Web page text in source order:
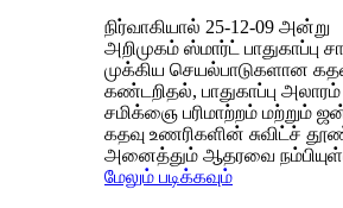
நிர்வாகியால் 25-12-09 அன்று
அறிமுகம் ஸ்மார்ட் பாதுகாப்பு
முக்கிய செயல்பாடுகளான
கண்டறிதல், பாதுகாப்பு
சமிக்ஞை பரிமாற்றம் மற்றும்
கதவு உணரிகளின் சுவிட்ச்
அனைத்தும் ஆதரவை
மேலும் படிக்கவும்